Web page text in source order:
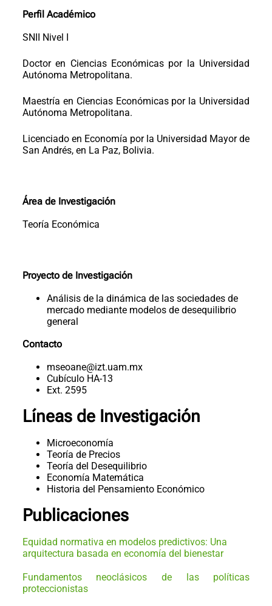
Perfil Académico
SNII Nivel I
Doctor en Ciencias Económicas por la Universidad
Autónoma Metropolitana.
Maestría en Ciencias Económicas por la Universidad
Autónoma Metropolitana.
Licenciado en Economía por la Universidad Mayor de
San Andrés, en La Paz, Bolivia.
Área de Investigación
Teoría Económica
Proyecto de Investigación
Análisis de la dinámica de las sociedades de
mercado mediante modelos de desequilibrio
general
Contacto
mseoane@izt.uam.mx
Cubículo HA-13
Ext. 2595
Líneas de Investigación
Microeconomía
Teoría de Precios
Teoría del Desequilibrio
Economía Matemática
Historia del Pensamiento Económico
Publicaciones
Equidad normativa en modelos predictivos: Una
arquitectura basada en economía del bienestar
Fundamentos neoclásicos de las políticas
proteccionistas